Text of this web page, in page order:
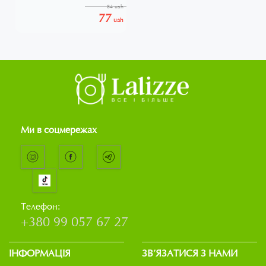
77 uah
84 uah
Ми в соцмережах
Телефон:
+380 99 057 67 27
ІНФОРМАЦІЯ ЗВ’ЯЗАТИСЯ З НАМИ